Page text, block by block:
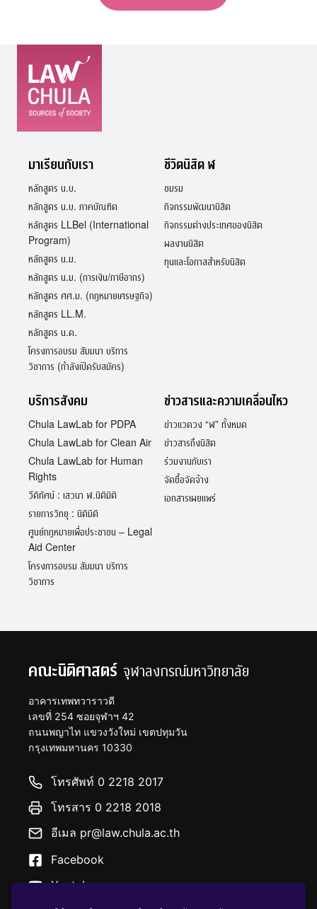
มาเรียนกับเรา
หลักสูตร น.บ.
หลักสูตร น.บ. ภาคบัณฑิต
หลักสูตร LLBel (International
Program)
หลักสูตร น.ม.
หลักสูตร น.ม. (การเงิน/ภาษีอากร)
หลักสูตร ศศ.ม. (กฎหมายเศรษฐกิจ)
หลักสูตร LL.M.
หลักสูตร น.ด.
โครงการอบรม สัมมนา บริการ
วิชาการ (กำลังเปิดรับสมัคร)
ชีวิตนิสิต ฬ
ชมรม
กิจกรรมพัฒนานิสิต
กิจกรรมต่างประเทศของนิสิต
ผลงานนิสิต
ทุนและโอกาสสำหรับนิสิต
บริการสังคม
Chula LawLab for PDPA
Chula LawLab for Clean Air
Chula LawLab for Human
Rights
วีดิทัศน์ : เสวนา ฬ.นิติมิติ
รายการวิทยุ : นิติมิติ
ศูนย์กฎหมายเพื่อประชาชน – Legal
Aid Center
โครงการอบรม สัมมนา บริการ
วิชาการ
ข่าวสารและความเคลื่อนไหว
ข่าวแวดวง “ฬ” ทั้งหมด
ข่าวสารถึงนิสิต
ร่วมงานกับเรา
จัดซื้อจัดจ้าง
เอกสารเผยแพร่
คณะนิติศาสตร์ จุฬาลงกรณ์มหาวิทยาลัย
อาคารเทพทวาราวดี
เลขที่ 254 ซอยจุฬาฯ 42
ถนนพญาไท แขวงวังใหม่ เขตปทุมวัน
กรุงเทพมหานคร 10330
โทรศัพท์ 0 2218 2017
โทรสาร 0 2218 2018
อีเมล pr@law.chula.ac.th
Facebook
Youtube